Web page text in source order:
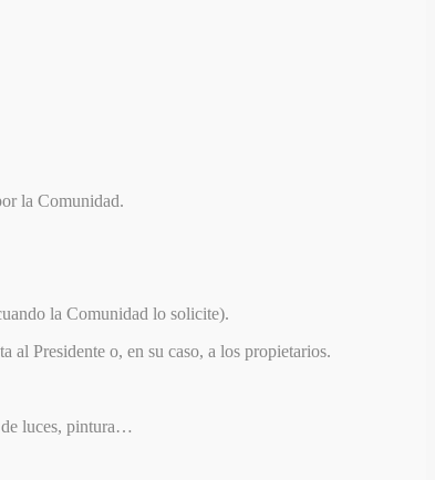
la Comunidad.
la Comunidad lo solicite).
al Presidente o, en su caso, a los propietarios.
de luces, pintura…